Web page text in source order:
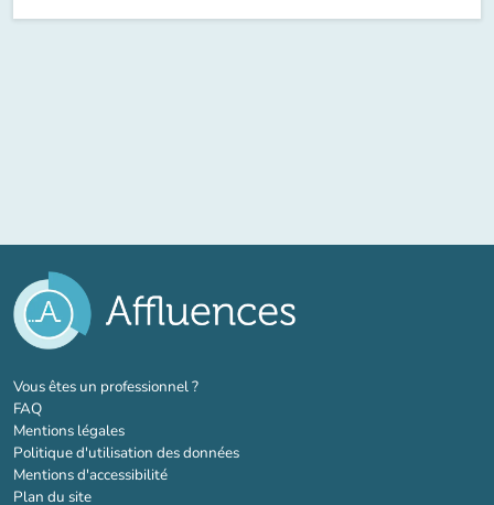
Vous êtes un professionnel ?(nouvel onglet)
FAQ
Mentions légales
Politique d'utilisation des données
Mentions d'accessibilité
Plan du site